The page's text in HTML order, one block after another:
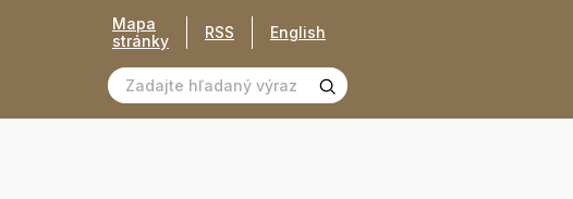
Mapa
stránky
RSS English